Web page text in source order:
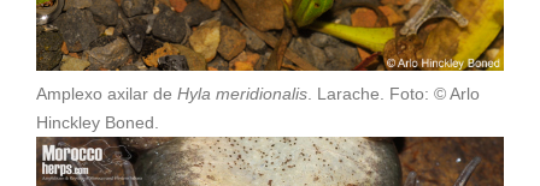
Amplexo axilar de Hyla meridionalis. Larache. Foto: © Arlo
Hinckley Boned.